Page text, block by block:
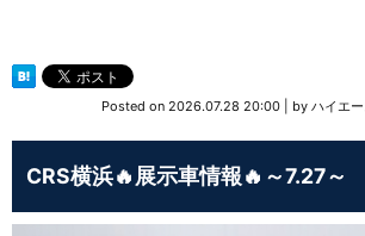
Posted on 2026.07.28 20:00 by ハイエ
CRS横浜🔥展示車情報🔥～7.27～